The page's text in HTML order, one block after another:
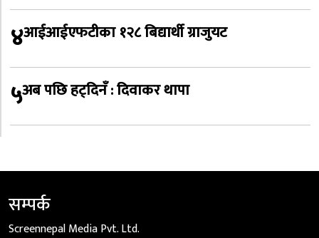
४आईआईएफटीका १२८ बिद्यार्थी ग्राजुयट
५अब पछि हट्दिनँ : दिवाकर थापा
सम्पर्क
Screennepal Media Pvt. Ltd.